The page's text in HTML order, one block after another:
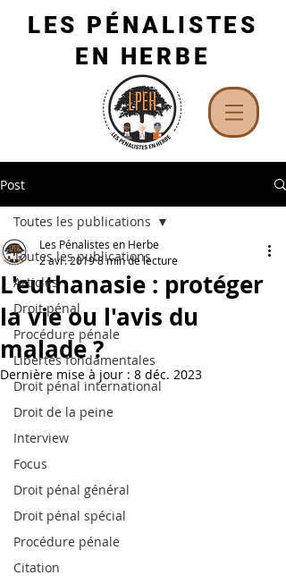
LES PÉNALISTES
EN HERBE
Post
Toutes les publications
Articles
Droit pénal
Procédure pénale
Libertés fondamentales
Droit pénal international
Droit de la peine
Interview
Focus
Droit pénal général
Droit pénal spécial
Procédure pénale
Citation
Toutes les publications
L'euthanasie : protéger
la vie ou l'avis du
malade ?
Les Pénalistes en Herbe
2 avr. 20198 min de lecture
Dernière mise à jour : 8 déc. 2023